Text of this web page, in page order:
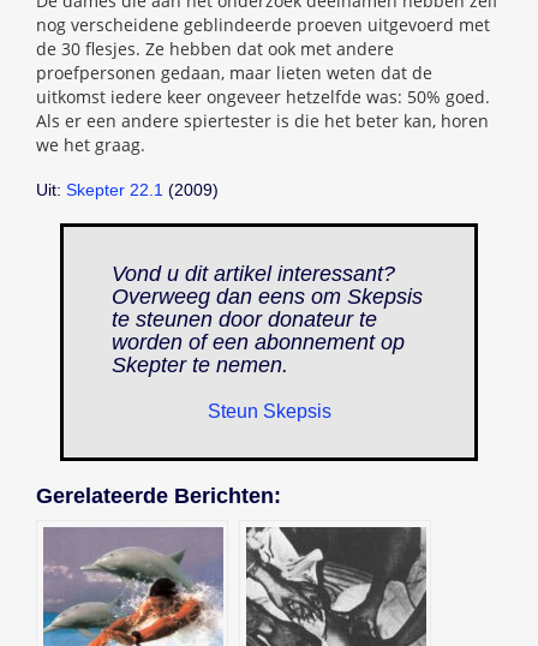
nog verscheidene geblindeerde proeven uitgevoerd met
de 30 flesjes. Ze hebben dat ook met andere
proefpersonen gedaan, maar lieten weten dat de
uitkomst iedere keer ongeveer hetzelfde was: 50% goed.
Als er een andere spiertester is die het beter kan, horen
we het graag.
Uit: Skepter 22.1 (2009)
Vond u dit artikel interessant?
Overweeg dan eens om Skepsis
te steunen door donateur te
worden of een abonnement op
Skepterte nemen.
Steun Skepsis
Gerelateerde Berichten: